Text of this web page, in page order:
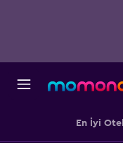
En İyi